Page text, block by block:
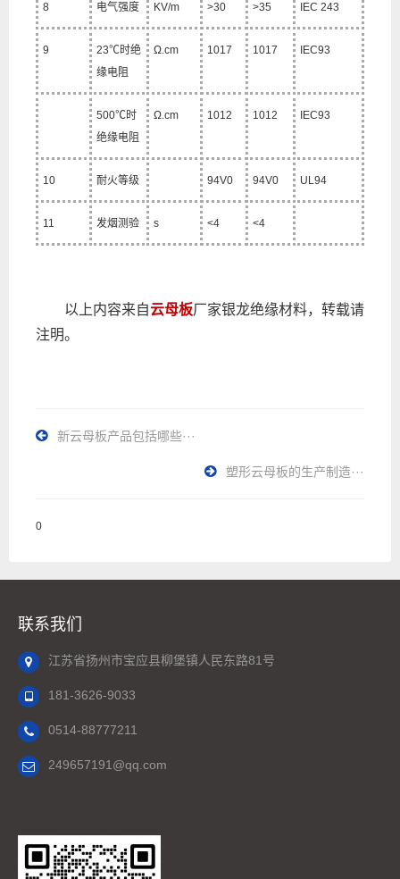
8 电气强度 KV/m >30 >35 IEC 243
9 23℃时绝
缘电阻
Ω.cm 1017 1017 IEC93
500℃时
绝缘电阻
Ω.cm 1012 1012 IEC93
10 耐火等级 94V0 94V0 UL94
11 发烟测验 s <4 <4
以上内容来自云母板厂家银龙绝缘材料，转载请
注明。
新云母板产品包括哪些···
塑形云母板的生产制造···
0
联系我们
江苏省扬州市宝应县柳堡镇人民东路81号
181-3626-9033
0514-88777211
249657191@qq.com